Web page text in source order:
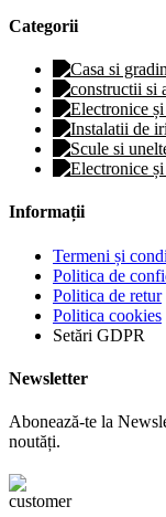
Categorii
Informații
Termeni și
Politica de
Politica de retur
Politica cookies
Setări GDPR
Newsletter
Abonează-te la
noutăți.